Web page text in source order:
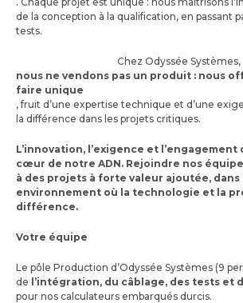
de la conception à la qualification, en passant
tests.
Chez Odyssée Systèmes,
nous ne vendons pas un produit : nous
faire unique
, fruit d’une expertise technique et d’une
la différence dans les projets critiques.
L’innovation, l’exigence et
cœur de notre ADN. Rejoindre nos
à des projets à forte valeur ajoutée, dans
environnement où la technologie et la
différence.
Votre équipe
Le pôle Production d’Odyssée Systèmes (9
de l’intégration, du câblage, des tests et
pour nos calculateurs embarqués durcis.